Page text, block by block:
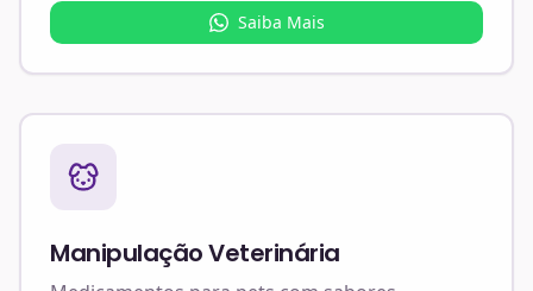
Saiba Mais
Manipulação Veterinária